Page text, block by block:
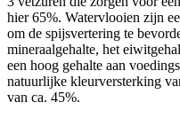
hier 65%. Watervlooien zijn
om de spijsvertering te
mineraalgehalte, het
een hoog gehalte aan
natuurlijke kleurversterking
van ca. 45%.